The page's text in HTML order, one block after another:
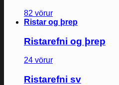
82 vörur
Ristar og þrep
Ristarefni og þrep
24 vörur
Ristarefni sv